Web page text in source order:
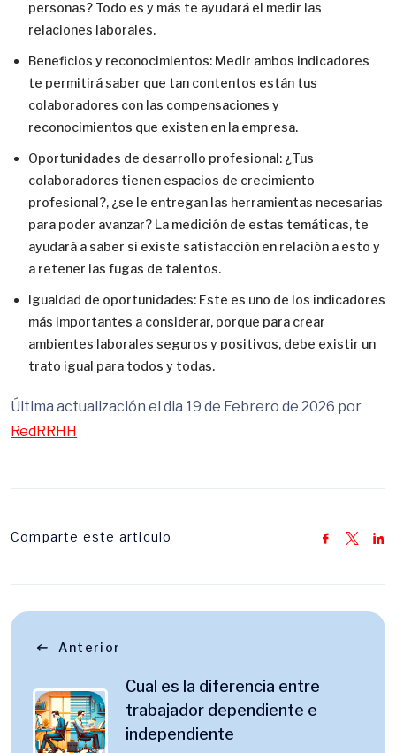
personas? Todo es y más te ayudará el medir las
relaciones laborales.
Beneficios y reconocimientos: Medir ambos indicadores
te permitirá saber que tan contentos están tus
colaboradores con las compensaciones y
reconocimientos que existen en la empresa.
Oportunidades de desarrollo profesional: ¿Tus
colaboradores tienen espacios de crecimiento
profesional?, ¿se le entregan las herramientas necesarias
para poder avanzar? La medición de estas temáticas, te
ayudará a saber si existe satisfacción en relación a esto y
a retener las fugas de talentos.
Igualdad de oportunidades: Este es uno de los indicadores
más importantes a considerar, porque para crear
ambientes laborales seguros y positivos, debe existir un
trato igual para todos y todas.
Última actualización el dia 19 de Febrero de 2026 por
RedRRHH
Comparte este articulo
Anterior
Cual es la diferencia entre
trabajador dependiente e
independiente